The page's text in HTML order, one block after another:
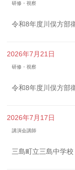
研修・視察
令和8年度川俣方部
2026年7月21日
研修・視察
令和8年度川俣方部
2026年7月17日
講演会講師
三島町立三島中学校